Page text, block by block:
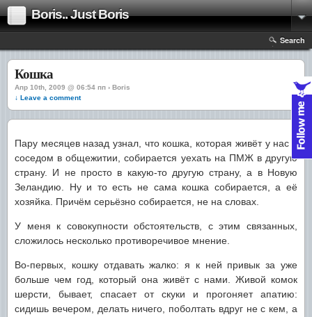
Boris.. Just Boris
Search
Кошка
Апр 10th, 2009 @ 06:54 пп › Boris
↓ Leave a comment
Пару месяцев назад узнал, что кошка, которая живёт у нас с
соседом в общежитии, собирается уехать на ПМЖ в другую
страну. И не просто в какую-то другую страну, а в Новую
Зеландию. Ну и то есть не сама кошка собирается, а её
хозяйка. Причём серьёзно собирается, не на словах.
У меня к совокупности обстоятельств, с этим связанных,
сложилось несколько противоречивое мнение.
Во-первых, кошку отдавать жалко: я к ней привык за уже
больше чем год, который она живёт с нами. Живой комок
шерсти, бывает, спасает от скуки и прогоняет апатию:
сидишь вечером, делать ничего, поболтать вдруг не с кем, а